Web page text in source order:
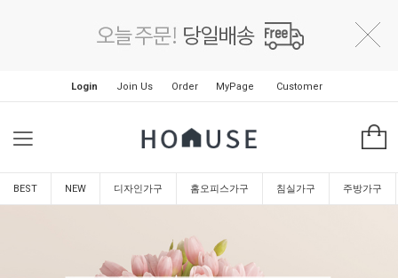
Login Join Us Order MyPage Customer
BEST NEW 디자인가구 홈오피스가구 침실가구 주방가구